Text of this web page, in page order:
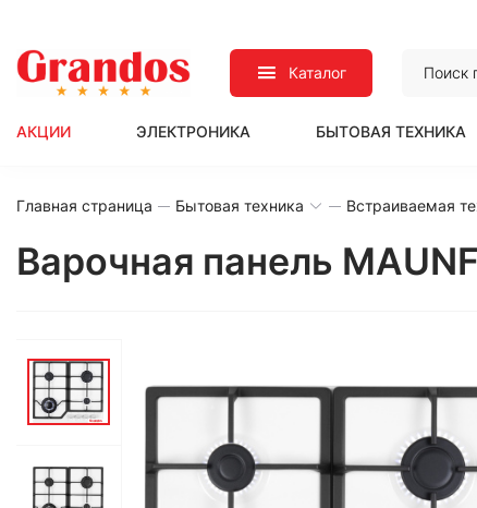
Каталог
АКЦИИ ЭЛЕКТРОНИКА БЫТОВАЯ ТЕХНИКА
Главная страница Бытовая техника Встраиваемая
Варочная панель